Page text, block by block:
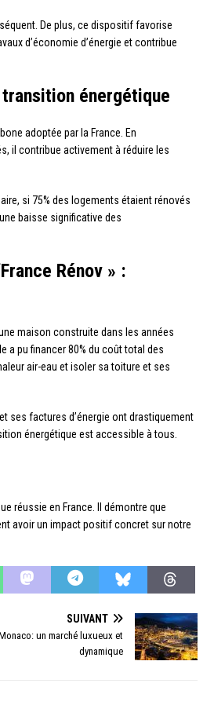
De plus, ce dispositif favorise
d’économie d’énergie et contribue
transition énergétique
adoptée par la France. En
il contribue activement à réduire les
si 75% des logements étaient rénovés
baisse significative des
Rénov » :
maison construite dans les années
a pu financer 80% du coût total des
air-eau et isoler sa toiture et ses
ses factures d’énergie ont drastiquement
énergétique est accessible à tous.
réussie en France. Il démontre que
avoir un impact positif concret sur notre
SUIVANT
un marché luxueux et
dynamique